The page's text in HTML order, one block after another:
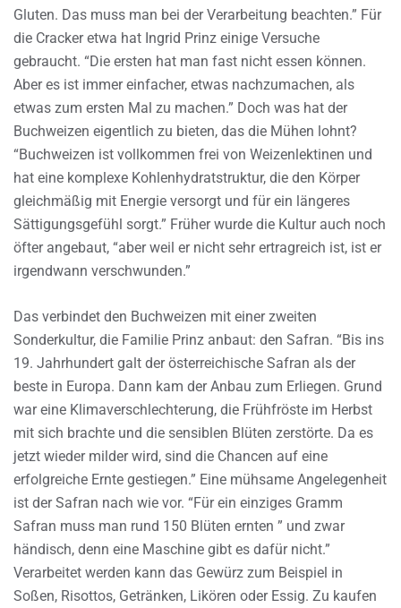
Gluten. Das muss man bei der Verarbeitung beachten.” Für
die Cracker etwa hat Ingrid Prinz einige Versuche
gebraucht. “Die ersten hat man fast nicht essen können.
Aber es ist immer einfacher, etwas nachzumachen, als
etwas zum ersten Mal zu machen.” Doch was hat der
Buchweizen eigentlich zu bieten, das die Mühen lohnt?
“Buchweizen ist vollkommen frei von Weizenlektinen und
hat eine komplexe Kohlenhydratstruktur, die den Körper
gleichmäßig mit Energie versorgt und für ein längeres
Sättigungsgefühl sorgt.” Früher wurde die Kultur auch noch
öfter angebaut, “aber weil er nicht sehr ertragreich ist, ist er
irgendwann verschwunden.”
Das verbindet den Buchweizen mit einer zweiten
Sonderkultur, die Familie Prinz anbaut: den Safran. “Bis ins
19. Jahrhundert galt der österreichische Safran als der
beste in Europa. Dann kam der Anbau zum Erliegen. Grund
war eine Klimaverschlechterung, die Frühfröste im Herbst
mit sich brachte und die sensiblen Blüten zerstörte. Da es
jetzt wieder milder wird, sind die Chancen auf eine
erfolgreiche Ernte gestiegen.” Eine mühsame Angelegenheit
ist der Safran nach wie vor. “Für ein einziges Gramm
Safran muss man rund 150 Blüten ernten ” und zwar
händisch, denn eine Maschine gibt es dafür nicht.”
Verarbeitet werden kann das Gewürz zum Beispiel in
Soßen, Risottos, Getränken, Likören oder Essig. Zu kaufen